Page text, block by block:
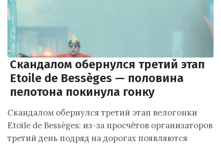
Скандалом обернулся третий этап
Etoile de Bessèges — половина
пелотона покинула гонку
Скандалом обернулся третий этап велогонки
Etoile de Bessèges: из-за просчётов организаторов
третий день подряд на дорогах появляются